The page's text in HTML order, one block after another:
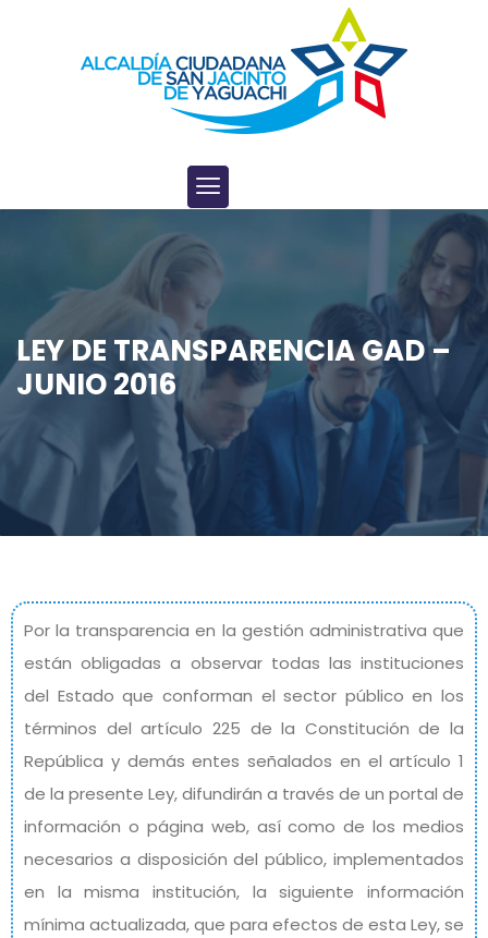
LEY DE TRANSPARENCIA GAD –
JUNIO 2016
Por la transparencia en la gestión administrativa que
están obligadas a observar todas las instituciones
del Estado que conforman el sector público en los
términos del artículo 225 de la Constitución de la
República y demás entes señalados en el artículo 1
de la presente Ley, difundirán a través de un portal de
información o página web, así como de los medios
necesarios a disposición del público, implementados
en la misma institución, la siguiente información
mínima actualizada, que para efectos de esta Ley, se